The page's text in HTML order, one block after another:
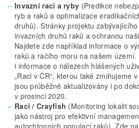
Invazní raci a ryby (Predikce
ryb a raků a optimalizace
druhů). Stránky projektu
invazních druhů raků a ochranou
Najdete zde například informace o
raků a račího moru na našem území.
i informace o nálezech hlášených
„Raci v ČR“, kterou také zmiňujeme
jsou průběžně aktualizovány i po
v prosinci 2020.
Raci / Crayfish (Monitoring lokalit
jako nástroj pro efektivní